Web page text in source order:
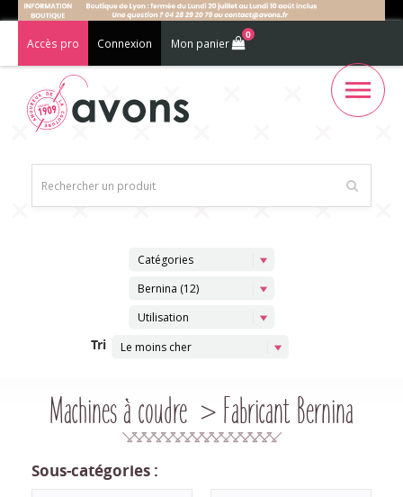
Accès pro Connexion Mon panier
0
Catégories
Bernina (12)
Utilisation
Tri Le moins cher
Machines à coudre > Fabricant Bernina
Sous-catégories :